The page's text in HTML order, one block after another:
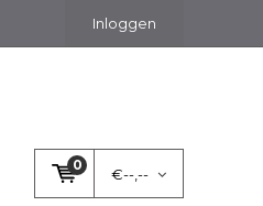
Inloggen
0
€--,--